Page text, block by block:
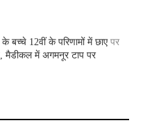
12वीं के परिणामों में छाएपर
मैडीकल में अगमनूर टाप पर